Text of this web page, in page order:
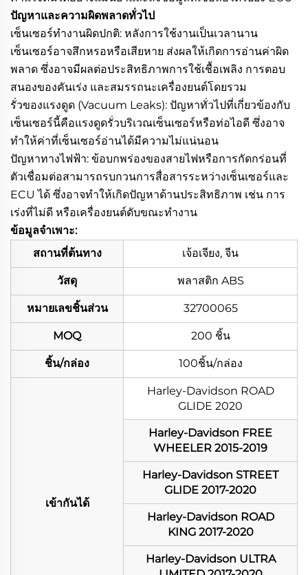
ปัญหาและความผิดพลาดทั่วไป
เซ็นเซอร์ทำงานผิดปกติ: หลังการใช้งานเป็นเวลานาน
เซ็นเซอร์อาจสึกหรอหรือเสียหาย ส่งผลให้เกิดการอ่านค่าผิด
พลาด ซึ่งอาจมีผลต่อประสิทธิภาพการใช้เชื้อเพลิง การตอบ
สนองของคันเร่ง และสมรรถนะเครื่องยนต์โดยรวม
รั่วของแรงดูด (Vacuum Leaks): ปัญหาทั่วไปที่เกี่ยวข้องกับ
เซ็นเซอร์นี้คือแรงดูดรั่วบริเวณเซ็นเซอร์หรือท่อไอดี ซึ่งอาจ
ทำให้ค่าที่เซ็นเซอร์อ่านได้มีความไม่แน่นอน
ปัญหาทางไฟฟ้า: ข้อบกพร่องของสายไฟหรือการกัดกร่อนที่
ตัวเชื่อมต่อสามารถรบกวนการสื่อสารระหว่างเซ็นเซอร์และ
ECU ได้ ซึ่งอาจทำให้เกิดปัญหาด้านประสิทธิภาพ เช่น การ
เร่งที่ไม่ดี หรือเครื่องยนต์ดับขณะทำงาน
ข้อมูลจำเพาะ:
สถานที่ต้นทาง
เจ้อเจียง, จีน
วัสดุ พลาสติก ABS
หมายเลขชิ้นส่วน 32700065
MOQ 200 ชิ้น
ชิ้น/กล่อง 100ชิ้น/กล่อง
เข้ากันได้
Harley-Davidson ROAD
GLIDE 2020
Harley-Davidson FREE
WHEELER 2015-2019
Harley-Davidson STREET
GLIDE 2017-2020
Harley-Davidson ROAD
KING 2017-2020
Harley-Davidson ULTRA